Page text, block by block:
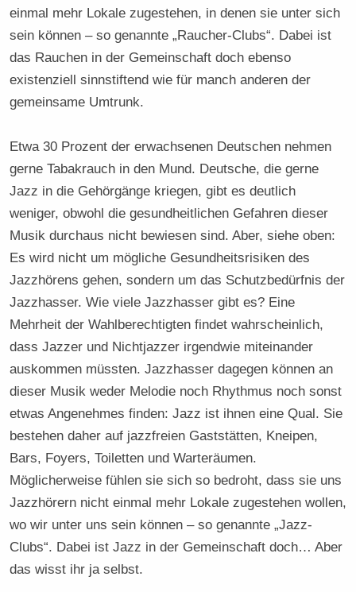
einmal mehr Lokale zugestehen, in denen sie unter sich
sein können – so genannte „Raucher-Clubs“. Dabei ist
das Rauchen in der Gemeinschaft doch ebenso
existenziell sinnstiftend wie für manch anderen der
gemeinsame Umtrunk.
Etwa 30 Prozent der erwachsenen Deutschen nehmen
gerne Tabakrauch in den Mund. Deutsche, die gerne
Jazz in die Gehörgänge kriegen, gibt es deutlich
weniger, obwohl die gesundheitlichen Gefahren dieser
Musik durchaus nicht bewiesen sind. Aber, siehe oben:
Es wird nicht um mögliche Gesundheitsrisiken des
Jazzhörens gehen, sondern um das Schutzbedürfnis der
Jazzhasser. Wie viele Jazzhasser gibt es? Eine
Mehrheit der Wahlberechtigten findet wahrscheinlich,
dass Jazzer und Nichtjazzer irgendwie miteinander
auskommen müssten. Jazzhasser dagegen können an
dieser Musik weder Melodie noch Rhythmus noch sonst
etwas Angenehmes finden: Jazz ist ihnen eine Qual. Sie
bestehen daher auf jazzfreien Gaststätten, Kneipen,
Bars, Foyers, Toiletten und Warteräumen.
Möglicherweise fühlen sie sich so bedroht, dass sie uns
Jazzhörern nicht einmal mehr Lokale zugestehen wollen,
wo wir unter uns sein können – so genannte „Jazz-
Clubs“. Dabei ist Jazz in der Gemeinschaft doch… Aber
das wisst ihr ja selbst.